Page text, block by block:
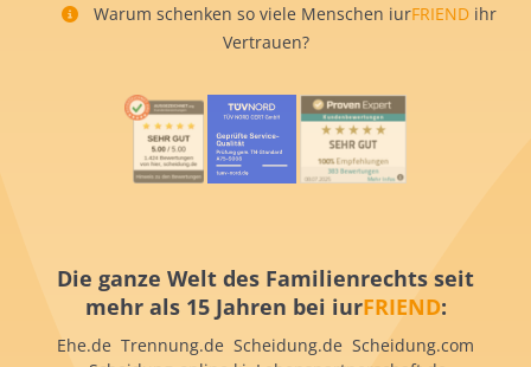
Warum schenken so viele Menschen iurFRIEND ihr
Vertrauen?
Die ganze Welt des Familienrechts seit
mehr als 15 Jahren bei iurFRIEND:
Ehe.de Trennung.de Scheidung.de Scheidung.com